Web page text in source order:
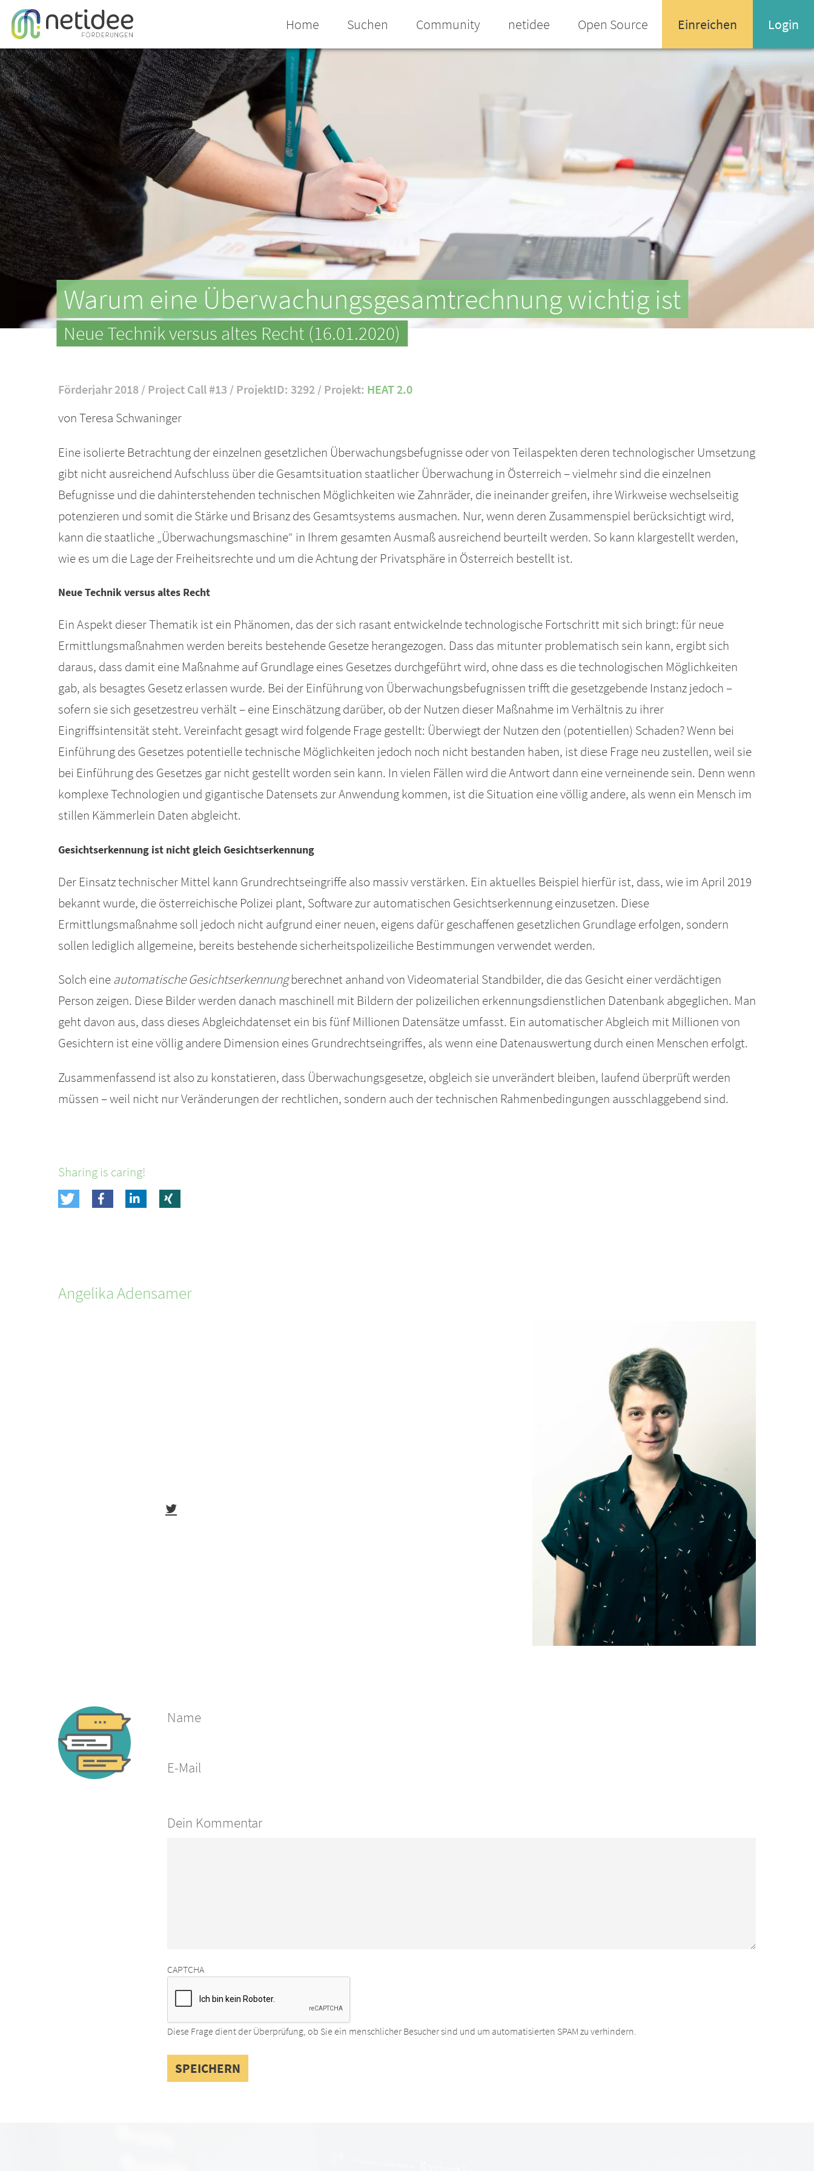
Home Suchen Community netidee Open Source Einreichen Login
Name oder Email-Adresse
Enter your username or email address
Warum eine Überwachungsgesamtrechnung wichtig ist
Neue Technik versus altes Recht (16.01.2020)
Förderjahr 2018 / Project Call #13 / ProjektID: 3292 / Projekt: HEAT 2.0
von Teresa Schwaninger
Eine isolierte Betrachtung der einzelnen gesetzlichen Überwachungsbefugnisse oder von Teilaspekten deren technologischer Umsetzung
gibt nicht ausreichend Aufschluss über die Gesamtsituation staatlicher Überwachung in Österreich – vielmehr sind die einzelnen
Befugnisse und die dahinterstehenden technischen Möglichkeiten wie Zahnräder, die ineinander greifen, ihre Wirkweise wechselseitig
potenzieren und somit die Stärke und Brisanz des Gesamtsystems ausmachen. Nur, wenn deren Zusammenspiel berücksichtigt wird,
kann die staatliche „Überwachungsmaschine“ in Ihrem gesamten Ausmaß ausreichend beurteilt werden. So kann klargestellt werden,
wie es um die Lage der Freiheitsrechte und um die Achtung der Privatsphäre in Österreich bestellt ist.
Neue Technik versus altes Recht
Ein Aspekt dieser Thematik ist ein Phänomen, das der sich rasant entwickelnde technologische Fortschritt mit sich bringt: für neue
Ermittlungsmaßnahmen werden bereits bestehende Gesetze herangezogen. Dass das mitunter problematisch sein kann, ergibt sich
daraus, dass damit eine Maßnahme auf Grundlage eines Gesetzes durchgeführt wird, ohne dass es die technologischen Möglichkeiten
gab, als besagtes Gesetz erlassen wurde. Bei der Einführung von Überwachungsbefugnissen trifft die gesetzgebende Instanz jedoch –
sofern sie sich gesetzestreu verhält – eine Einschätzung darüber, ob der Nutzen dieser Maßnahme im Verhältnis zu ihrer
Eingriffsintensität steht. Vereinfacht gesagt wird folgende Frage gestellt: Überwiegt der Nutzen den (potentiellen) Schaden? Wenn bei
Einführung des Gesetzes potentielle technische Möglichkeiten jedoch noch nicht bestanden haben, ist diese Frage neu zustellen, weil sie
bei Einführung des Gesetzes gar nicht gestellt worden sein kann. In vielen Fällen wird die Antwort dann eine verneinende sein. Denn wenn
komplexe Technologien und gigantische Datensets zur Anwendung kommen, ist die Situation eine völlig andere, als wenn ein Mensch im
stillen Kämmerlein Daten abgleicht.
Gesichtserkennung ist nicht gleich Gesichtserkennung
Der Einsatz technischer Mittel kann Grundrechtseingriffe also massiv verstärken. Ein aktuelles Beispiel hierfür ist, dass, wie im April 2019
bekannt wurde, die österreichische Polizei plant, Software zur automatischen Gesichtserkennung einzusetzen. Diese
Ermittlungsmaßnahme soll jedoch nicht aufgrund einer neuen, eigens dafür geschaffenen gesetzlichen Grundlage erfolgen, sondern
sollen lediglich allgemeine, bereits bestehende sicherheitspolizeiliche Bestimmungen verwendet werden.
Solch eineautomatische Gesichtserkennungberechnet anhand von Videomaterial Standbilder, die das Gesicht einer verdächtigen
Person zeigen. Diese Bilder werden danach maschinell mit Bildern der polizeilichen erkennungsdienstlichen Datenbank abgeglichen. Man
geht davon aus, dass dieses Abgleichdatenset ein bis fünf Millionen Datensätze umfasst. Ein automatischer Abgleich mit Millionen von
Gesichtern ist eine völlig andere Dimension eines Grundrechtseingriffes, als wenn eine Datenauswertung durch einen Menschen erfolgt.
Zusammenfassend ist also zu konstatieren, dass Überwachungsgesetze, obgleich sie unverändert bleiben, laufend überprüft werden
müssen – weil nicht nur Veränderungen der rechtlichen, sondern auch der technischen Rahmenbedingungen ausschlaggebend sind.
Sharing is caring!
Angelika Adensamer
Name
E-Mail
Dein Kommentar
CAPTCHA
Diese Frage dient der Überprüfung, ob Sie ein menschlicher Besucher sind und um automatisierten SPAM zu verhindern.